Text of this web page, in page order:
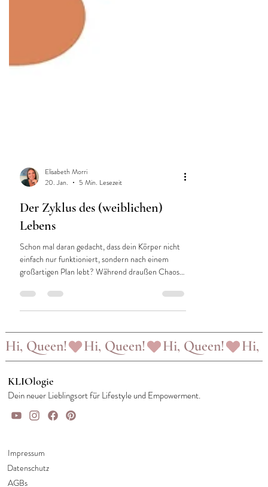
Elisabeth Morri
Der Zyklus des (weiblichen)
Schon mal daran gedacht, dass dein Körper nicht
einfach nur funktioniert, sondern nach einem
herrscht, läuft in dir ein präziser, natürlicher
Rhythmus ab – dein Menstruationszyklus.
Hi, Queen!
KLIOlogie
Dein neuer Lieblingsort für Lifestyle und Empowerment.
Impressum
Datenschutz